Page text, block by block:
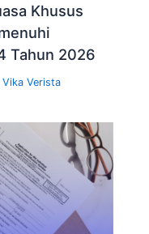
Khusus
Tahun 2026
Vika Verista